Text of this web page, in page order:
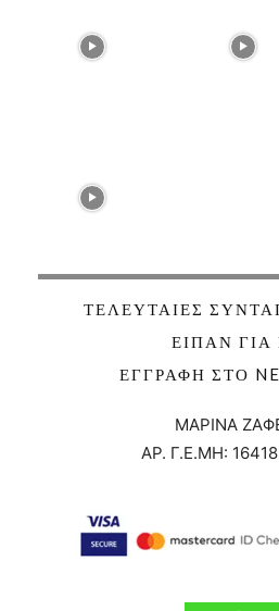
ΤΕΛΕΥΤΑΊΕΣ
ΕΊΠΑΝ ΓΙΑ
ΕΓΓΡΑΦΉ ΣΤΟ
ΜΑΡΙΝΑ
ΑΡ. Γ.Ε.ΜΗ: